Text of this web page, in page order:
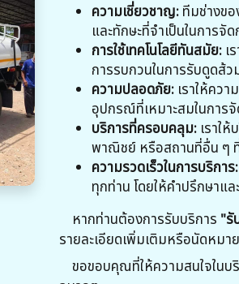
ความเชี่ยวชาญ:ทีมช่างข
และทักษะที่จำเป็นในการจั
การใช้เทคโนโลยีทันสมัย: เ
การรบกวนในการรับดูดส้ว
ความปลอดภัย: เราให้คว
อุปกรณ์ที่เหมาะสมในการ
บริการที่ครอบคลุม: เราใ
พาณิชย์ หรือสถานที่อื่น ๆ
ความรวดเร็วในการบริการ:
ทุกท่าน โดยให้คำปรึกษาแ
หากท่านต้องการรับบริการ "รั
รายละเอียดเพิ่มเติมหรือนัดหม
ขอขอบคุณที่ให้ความสนใจในบริ